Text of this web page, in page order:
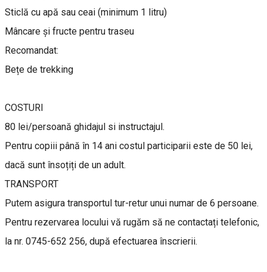
Sticlă cu apă sau ceai (minimum 1 litru)
Mâncare și fructe pentru traseu
Recomandat:
Bețe de trekking
COSTURI
80 lei/persoană ghidajul si instructajul.
Pentru copiii până în 14 ani costul participarii este de 50 lei,
dacă sunt însoțiți de un adult.
TRANSPORT
Putem asigura transportul tur-retur unui numar de 6 persoane.
Pentru rezervarea locului vă rugăm să ne contactați telefonic,
la nr. 0745-652 256, după efectuarea înscrierii.